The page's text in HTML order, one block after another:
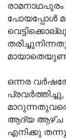
രാമനാഥപുരം
പോയപ്പോള്‍
ഒന്നര
ആദ്യ ആഴ്ച
എനിക്കു